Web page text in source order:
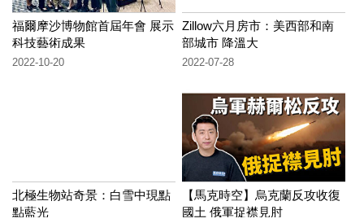
福爾摩沙博物館首屆年會 展示
科技藝術成果
2022-10-20
Zillow六月房市：美西部和南
部城市 降溫大
2022-07-28
北極生物站奇景：白雪中現點
點藍光
【馬克時空】烏克蘭反攻收復
國土 俄軍捉襟見肘